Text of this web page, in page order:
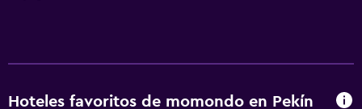
Hoteles favoritos de momondo en Pekín